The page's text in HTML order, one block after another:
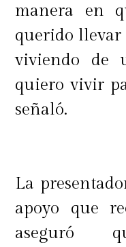
manera en
querido llevar
viviendo de
quiero vivir
señaló.
La
apoyo que
aseguró